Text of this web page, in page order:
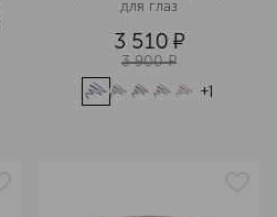
для глаз
3 510 ¤
3 900 ¤
+1